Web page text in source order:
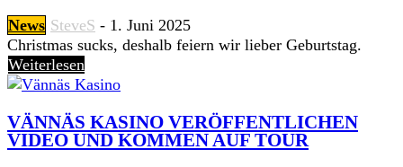
News SteveS - 1. Juni 2025
Christmas sucks, deshalb feiern wir lieber Geburtstag.
Weiterlesen
VÄNNÄS KASINO VERÖFFENTLICHEN
VIDEO UND KOMMEN AUF TOUR